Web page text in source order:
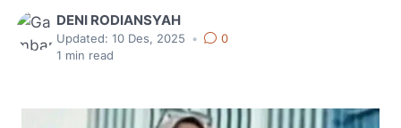
DENI RODIANSYAH
Updated: 10 Des, 2025 •
0
1 min read